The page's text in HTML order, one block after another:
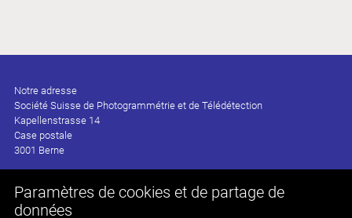
Notre adresse
Société Suisse de Photogrammétrie et de Télédétection
Kapellenstrasse 14
Case postale
3001 Berne
Fax +41 58 796 99 03
Paramètres de cookies et de partage de
données